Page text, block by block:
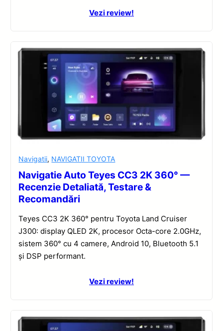
Vezi review!
Navigatii, NAVIGATII TOYOTA
Navigatie Auto Teyes CC3 2K 360° —
Recenzie Detaliată, Testare &
Recomandări
Teyes CC3 2K 360° pentru Toyota Land Cruiser
J300: display QLED 2K, procesor Octa-core 2.0GHz,
sistem 360° cu 4 camere, Android 10, Bluetooth 5.1
și DSP performant.
Vezi review!